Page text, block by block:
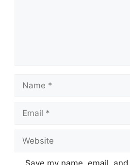
Save my name, email,